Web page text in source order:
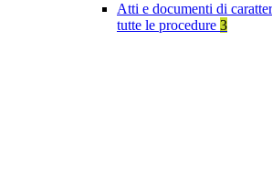
Atti e documenti di
tutte le procedure 3